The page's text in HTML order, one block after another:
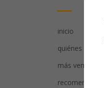
inicio
quiénes somos
más vendidos
recomendados